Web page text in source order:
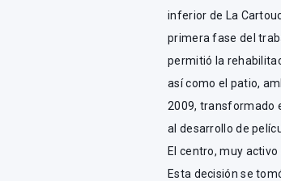
inferior de La
primera fase del
permitió la
así como el patio,
2009, transformado
al desarrollo de
El centro, muy
Esta decisión se